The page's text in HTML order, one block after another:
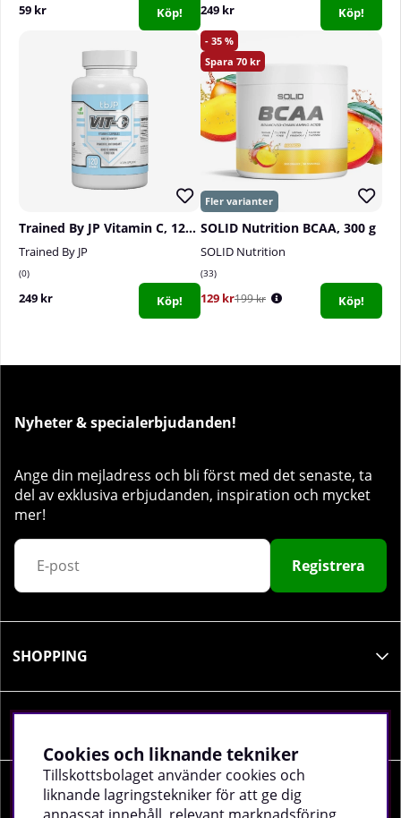
59 kr Köp! 249 kr Köp!
Trained By JP Vitamin C, 120 caps
Trained By JP
0
249 kr Köp!
35
70
SOLID Nutrition BCAA, 300 g
SOLID Nutrition
33
129 kr199 kr Köp!
Nyheter & specialerbjudanden!
Ange din mejladress och bli först med det senaste, ta
del av exklusiva erbjudanden, inspiration och mycket
mer!
Registrera
SHOPPING
SOCIALA MEDIER
Cookies och liknande tekniker
Tillskottsbolaget använder cookies och
liknande lagringstekniker för att ge dig